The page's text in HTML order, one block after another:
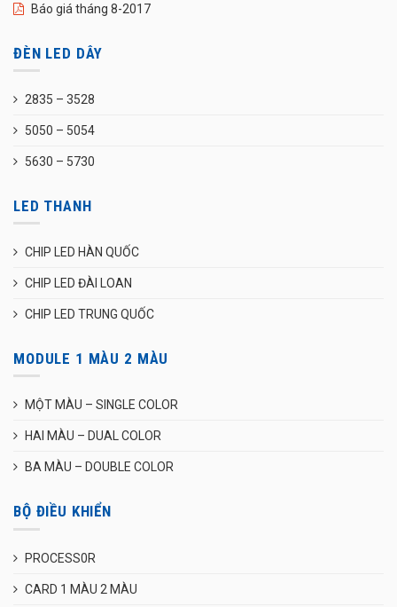
Báo giá tháng 8-2017
ĐÈN LED DÂY
2835 – 3528
5050 – 5054
5630 – 5730
LED THANH
CHIP LED HÀN QUỐC
CHIP LED ĐÀI LOAN
CHIP LED TRUNG QUỐC
MODULE 1 MÀU 2 MÀU
MỘT MÀU – SINGLE COLOR
HAI MÀU – DUAL COLOR
BA MÀU – DOUBLE COLOR
BỘ ĐIỀU KHIỂN
PROCESS0R
CARD 1 MÀU 2 MÀU